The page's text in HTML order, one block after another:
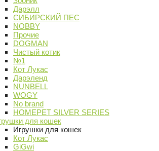
Дарэлл
СИБИРСКИЙ ПЕС
NOBBY
Прочие
DOGMAN
Чистый котик
№1
Кот Лукас
Дарэленд
NUNBELL
WOGY
No brand
HOMEPET SILVER SERIES
для кошек
Игрушки для кошек
Кот Лукас
GiGwi